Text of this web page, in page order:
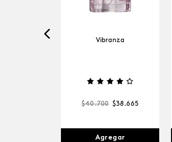
Vibranza
$40.700 $38 .665
Agregar